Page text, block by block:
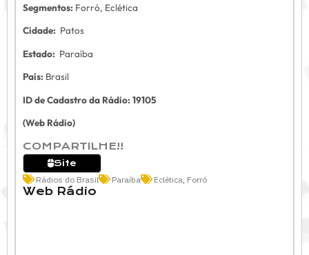
Segmentos: Forró, Eclética
Cidade: Patos
Estado: Paraíba
País: Brasil
ID de Cadastro da Rádio: 19105
(Web Rádio)
COMPARTILHE!!
Site
Rádios do Brasil
Paraíba Eclética Forró
Web Rádio